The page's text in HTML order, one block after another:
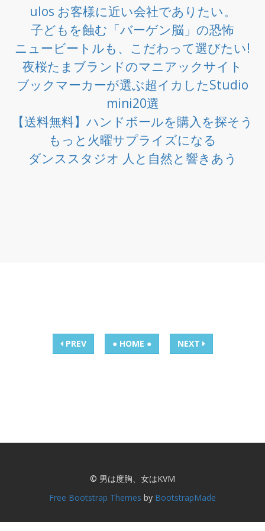
ulos お客様に近い会社でありたい。
子どもを蝕む「バーゲン脳」の恐怖
ニュービートルも、こだわって選びたい!
夜桜たまブランドのマニアックサイト
ブックマーカーが選ぶ超イカしたStudio
mini20選
【送料無料】ハンドボールを購入を探そう
もっと火曜サプライズになる
ダンススタジオ 人と自然と響きあう
PREV ● HOME ● NEXT
© 男は度胸、女はKVM
Free Bootstrap Themes by BootstrapMade